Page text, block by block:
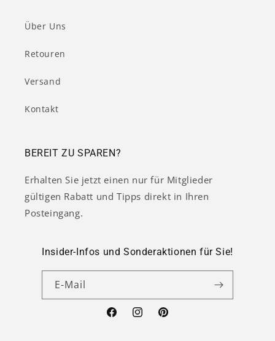
Über Uns
Retouren
Versand
Kontakt
BEREIT ZU SPAREN?
Erhalten Sie jetzt einen nur für Mitglieder
gültigen Rabatt und Tipps direkt in Ihren
Posteingang.
Insider-Infos und Sonderaktionen für Sie!
E-Mail
FacebookInstagramPinterest